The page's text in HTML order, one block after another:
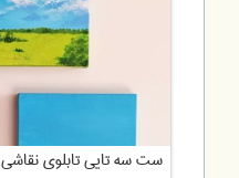
ست سه تایی تابلوی نقاشی